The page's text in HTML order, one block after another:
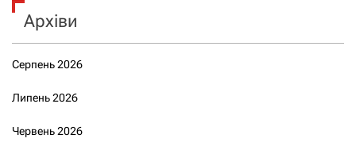
Архіви
Серпень 2026
Липень 2026
Червень 2026